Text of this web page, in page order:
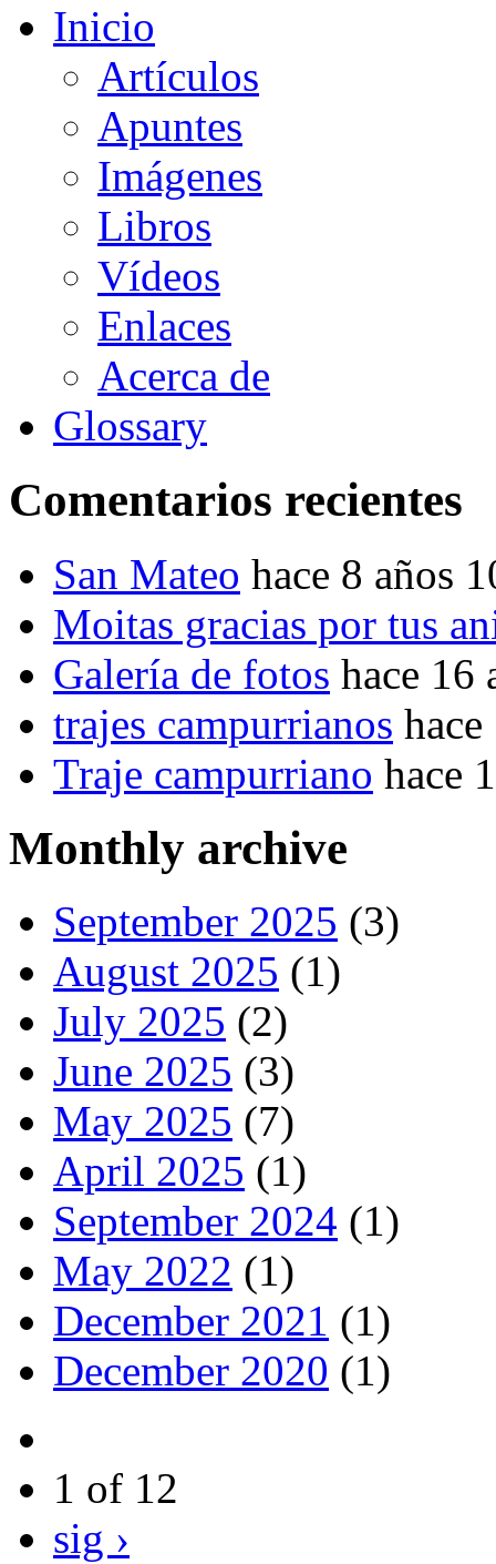
Inicio
Artículos
Apuntes
Imágenes
Libros
Vídeos
Enlaces
Acerca de
Glossary
Comentarios recientes
San Mateo hace 8 años
Moitas gracias por tus
Galería de fotos hace 16
trajes campurrianos
Traje campurriano hace
Monthly archive
September 2025 (3)
August 2025 (1)
July 2025 (2)
June 2025 (3)
May 2025 (7)
April 2025 (1)
September 2024 (1)
May 2022 (1)
December 2021 (1)
December 2020 (1)
1 of 12
sig ›